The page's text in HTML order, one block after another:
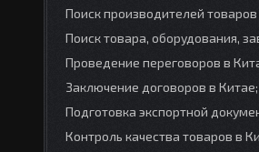
Поиск производителей товаров
Поиск товара, оборудования,
Проведение переговоров в
Заключение договоров в Китае;
Подготовка экспортной
Контроль качества товаров в